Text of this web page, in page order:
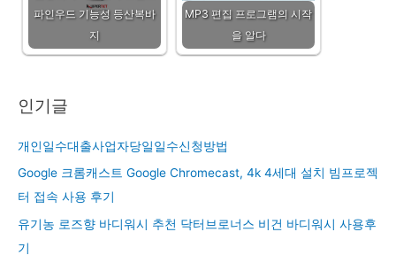
파인우드 기능성 등산복바
지
MP3 편집 프로그램의 시작
을 알다
인기글
개인일수대출사업자당일일수신청방법
Google 크롬캐스트 Google Chromecast, 4k 4세대 설치 빔프로젝
터 접속 사용 후기
유기농 로즈향 바디워시 추천 닥터브로너스 비건 바디워시 사용후
기